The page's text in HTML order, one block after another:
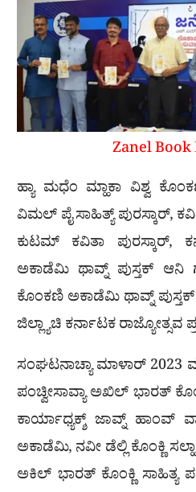
Zanel Book
ಹ್ಯಾ ಮಧೆಂ ಮ್ಹಾಕಾ ವಿಶ್ವ
ವಿಮಲ್ ಪೈ ಸಾಹಿತ್ಯ್ ಪುರಸ್ಕಾರ್,
ಕುಟಮ್ ಕವಿತಾ ಪುರಸ್ಕಾರ್,
ಅಕಾಡೆಮಿ ಥಾವ್ನ್ ಪುಸ್ತಕ್ ಆನಿ
ಕೊಂಕಣಿ ಅಕಾಡೆಮಿ ಥಾವ್ನ್ ಪುಸ್ತಕ್
ಜಿಲ್ಲ್ಯಾಚಿ ಕರ್ನಾಟಕ ರಾಜ್ಯೋತ್ಸವ
ಸಂಘಟನಾಚ್ಯಾ ಮಾಳಾರ್ 2023
ಪಂಚ್ವೀಸಾವ್ಯಾ ಅಖಿಲ್ ಭಾರತ್
ಕಾರ್ಯಾಧ್ಯಕ್ಶ್ ಜಾವ್ನ್ ಹಾಂವ್
ಅಕಾಡೆಮಿ, ನವೀ ಡೆಲ್ಲಿ ಕೊಂಕ್ಣಿ
ಅಕಿಲ್ ಭಾರತ್ ಕೊಂಕ್ಣಿ ಸಾಹಿತ್ಯ